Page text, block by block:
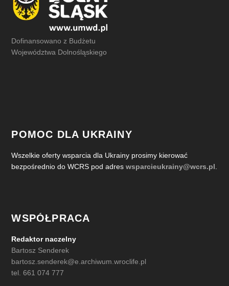
Dofinansowano z Budżetu
Województwa Dolnośląskiego
POMOC DLA UKRAINY
Wszelkie oferty wsparcia dla Ukrainy prosimy kierować
bezpośrednio do WCRS pod adreswsparcieukrainy@wcrs.pl
WSPÓŁPRACA
Redaktor naczelny
Bartosz Senderek
bartosz.senderek@e.archiwum.wroclife.pl
tel. 661 074 777